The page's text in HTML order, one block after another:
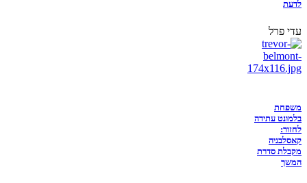
לדעת
עדי פרל
משפחת
בלמונט עתידה
לחזור:
קאסלבניה
מקבלת סדרת
המשך